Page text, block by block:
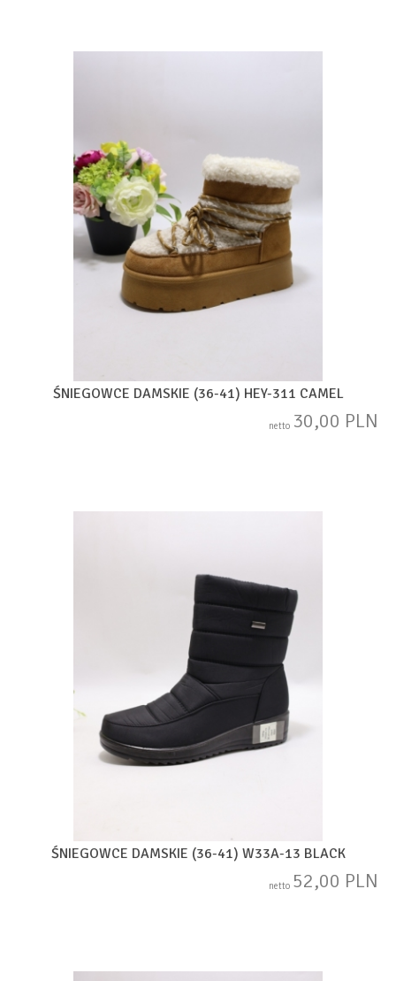
ŚNIEGOWCE DAMSKIE (36-41) HEY-311 CAMEL
netto 30,00 PLN
ŚNIEGOWCE DAMSKIE (36-41) W33A-13 BLACK
netto 52,00 PLN